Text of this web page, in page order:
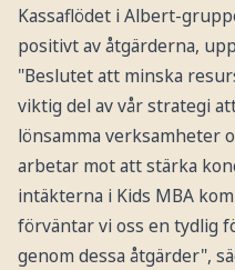
Kassaflödet i Albert-
positivt av åtgärderna,
"Beslutet att minska
viktig del av vår strategi
lönsamma verksamheter
arbetar mot att stärka
intäkterna i Kids MBA
förväntar vi oss en tydlig
genom dessa åtgärder",